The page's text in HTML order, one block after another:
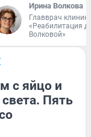
Ирина Волкова
Главврач
«Реабилитация
Волковой»
с яйцо и
Пять